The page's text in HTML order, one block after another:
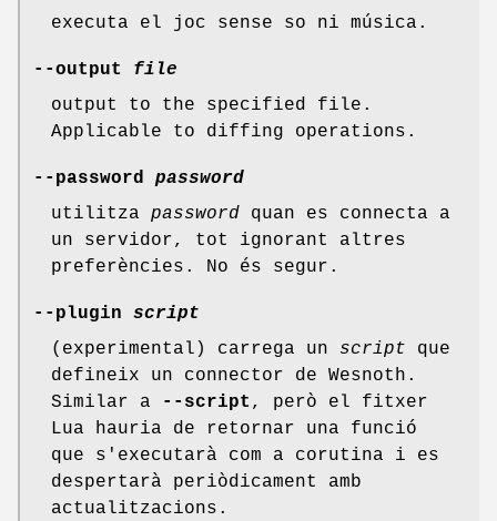
executa el joc sense so ni música.
--output
file
output to the specified file.
Applicable to diffing operations.
--password password
utilitza password quan es connecta a
un servidor, tot ignorant altres
preferències. No és segur.
--plugin script
(experimental) carrega un script que
defineix un connector de Wesnoth.
Similar a
--script , però el fitxer
Lua hauria de retornar una funció
que s'executarà com a corutina i es
despertarà periòdicament amb
actualitzacions.